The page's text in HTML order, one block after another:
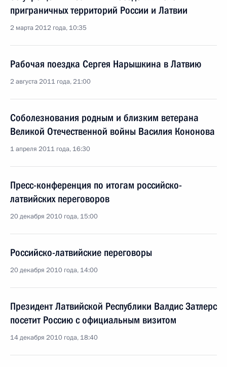
приграничных территорий России и Латвии
2 марта 2012 года, 10:35
Рабочая поездка Сергея Нарышкина в Латвию
2 августа 2011 года, 21:00
Соболезнования родным и близким ветерана
Великой Отечественной войны Василия Кононова
1 апреля 2011 года, 16:30
Пресс-конференция по итогам российско-
латвийских переговоров
20 декабря 2010 года, 15:00
Российско-латвийские переговоры
20 декабря 2010 года, 14:00
Президент Латвийской Республики Валдис Затлерс
посетит Россию с официальным визитом
14 декабря 2010 года, 18:40